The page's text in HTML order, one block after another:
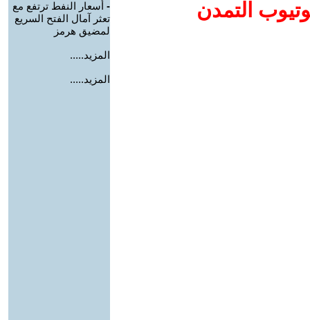
التمدن - أسعار النفط ترتفع مع
تعثر آمال الفتح السريع
لمضيق هرمز
المزيد.....
المزيد.....